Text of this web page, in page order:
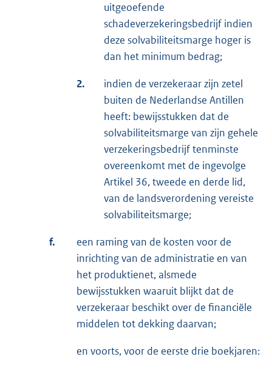
uitgeoefende
schadeverzekeringsbedrijf indien
deze solvabiliteitsmarge hoger is
dan het minimum bedrag;
2.
indien de verzekeraar zijn zetel
buiten de Nederlandse Antillen
heeft: bewijsstukken dat de
solvabiliteitsmarge van zijn gehele
verzekeringsbedrijf tenminste
overeenkomt met de ingevolge
Artikel 36, tweede en derde lid,
van de landsverordening vereiste
solvabiliteitsmarge;
f.
een raming van de kosten voor de
inrichting van de administratie en van
het produktienet, alsmede
bewijsstukken waaruit blijkt dat de
verzekeraar beschikt over de financiële
middelen tot dekking daarvan;
en voorts, voor de eerste drie boekjaren: